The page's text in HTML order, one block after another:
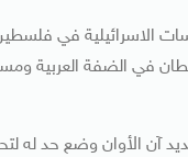
الاسرائيلية في
في الضفة العربية
آن الأوان وضع حد له